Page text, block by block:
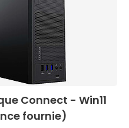
Connect - Win11
fournie)